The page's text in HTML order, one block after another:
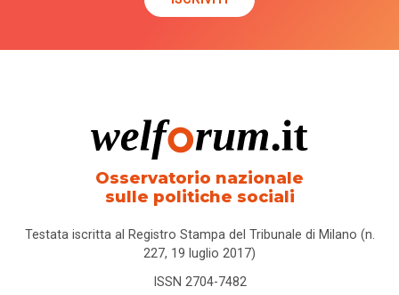
Osservatorio nazionale
sulle politiche sociali
Testata iscritta al Registro Stampa del Tribunale di Milano (n.
227, 19 luglio 2017)
ISSN 2704-7482